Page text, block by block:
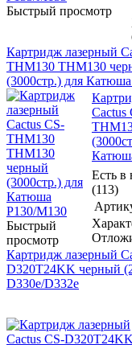
Быстрый просмотр
Картридж лазерный
THM130 THM130
(3000стр.) для
Быстрый
просмотр
Cactus
Есть в
(113)
Картридж лазерный
D320T24KK черный
D330e/D332e